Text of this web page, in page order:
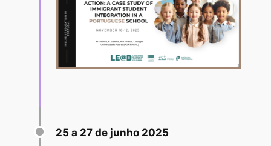
25 a 27 de junho 2025